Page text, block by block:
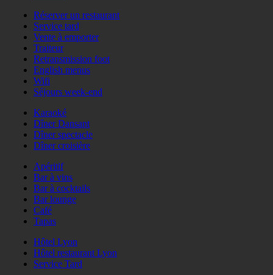
Réserver un restaurant
Service tard
Vente à emporter
Traiteur
Retransmission foot
English menus
Wifi
Séjours week-end
Karaoké
Dîner Dansant
Dîner spectacle
Dîner croisière
Apéritif
Bar à vins
Bar à cocktails
Bar lounge
Café
Tapas
Hôtel Lyon
Hôtel restaurant Lyon
Service Tard